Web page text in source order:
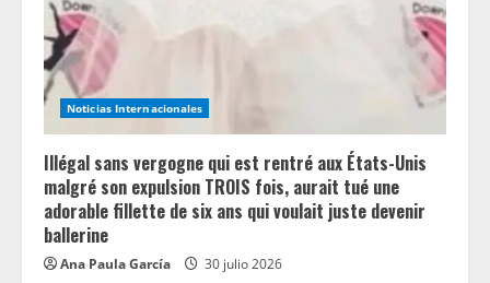
Noticias Internacionales
Illégal sans vergogne qui est rentré aux États-Unis
malgré son expulsion TROIS fois, aurait tué une
adorable fillette de six ans qui voulait juste devenir
ballerine
Ana Paula García 30 julio 2026